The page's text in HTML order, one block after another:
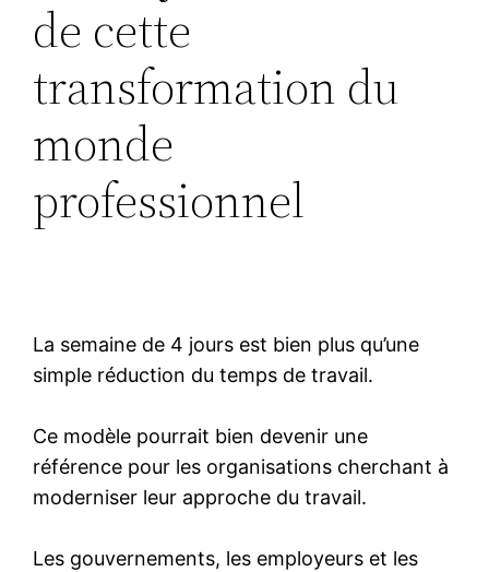
de cette
transformation du
monde
professionnel
La semaine de 4 jours est bien plus qu’une
simple réduction du temps de travail.
Ce modèle pourrait bien devenir une
référence pour les organisations cherchant à
moderniser leur approche du travail.
Les gouvernements, les employeurs et les